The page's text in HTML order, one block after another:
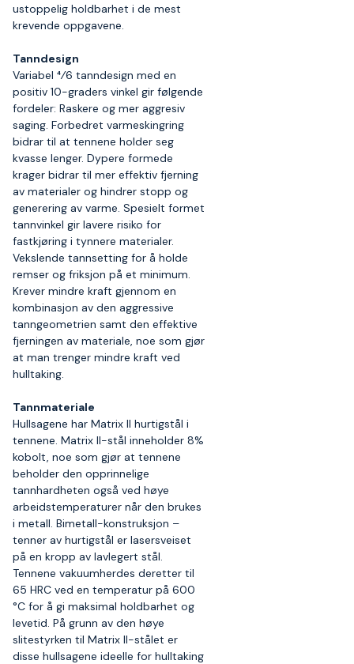
ustoppelig holdbarhet i de mest
krevende oppgavene.
Tanndesign
Variabel 4⁄6 tanndesign med en
positiv 10-graders vinkel gir følgende
fordeler: Raskere og mer aggresiv
saging. Forbedret varmeskingring
bidrar til at tennene holder seg
kvasse lenger. Dypere formede
krager bidrar til mer effektiv fjerning
av materialer og hindrer stopp og
generering av varme. Spesielt formet
tannvinkel gir lavere risiko for
fastkjøring i tynnere materialer.
Vekslende tannsetting for å holde
remser og friksjon på et minimum.
Krever mindre kraft gjennom en
kombinasjon av den aggressive
tanngeometrien samt den effektive
fjerningen av materiale, noe som gjør
at man trenger mindre kraft ved
hulltaking.
Tannmateriale
Hullsagene har Matrix II hurtigstål i
tennene. Matrix II-stål inneholder 8%
kobolt, noe som gjør at tennene
beholder den opprinnelige
tannhardheten også ved høye
arbeidstemperaturer når den brukes
i metall. Bimetall-konstruksjon –
tenner av hurtigstål er lasersveiset
på en kropp av lavlegert stål.
Tennene vakuumherdes deretter til
65 HRC ved en temperatur på 600
°C for å gi maksimal holdbarhet og
levetid. På grunn av den høye
slitestyrken til Matrix II-stålet er
disse hullsagene ideelle for hulltaking